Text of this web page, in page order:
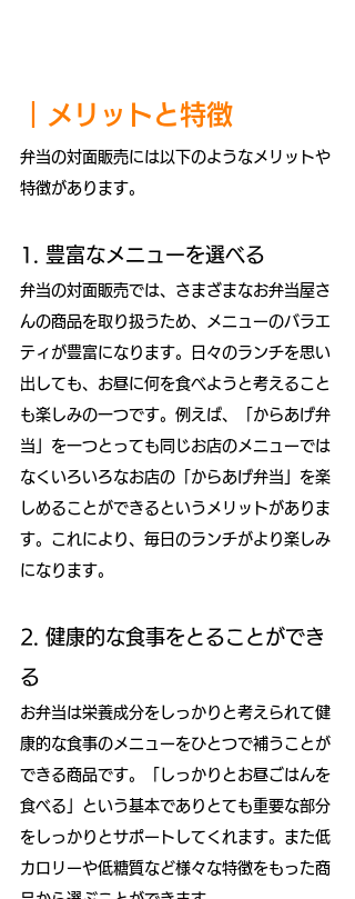
メリットと特徴
弁当の対面販売には以下のようなメリットや
特徴があります。
1. 豊富なメニューを選べる
弁当の対面販売では、さまざまなお弁当屋さ
んの商品を取り扱うため、メニューのバラエ
ティが豊富になります。日々のランチを思い
出しても、お昼に何を食べようと考えること
も楽しみの一つです。例えば、「からあげ弁
当」を一つとっても同じお店のメニューでは
なくいろいろなお店の「からあげ弁当」を楽
しめることができるというメリットがありま
す。これにより、毎日のランチがより楽しみ
になります。
2. 健康的な食事をとることができ
る
お弁当は栄養成分をしっかりと考えられて健
康的な食事のメニューをひとつで補うことが
できる商品です。「しっかりとお昼ごはんを
食べる」という基本でありとても重要な部分
をしっかりとサポートしてくれます。また低
カロリーや低糖質など様々な特徴をもった商